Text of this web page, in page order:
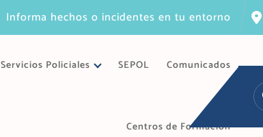
Informa hechos o incidentes en tu entorno
Servicios Policiales SEPOL Comunicados
Centros de Formación